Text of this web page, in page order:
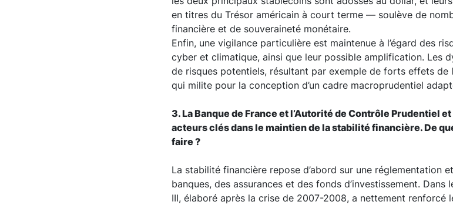
en titres du Trésor américain à court terme — soulève de
financière et de souveraineté monétaire.
Enfin, une vigilance particulière est maintenue à l’égard des
cyber et climatique, ainsi que leur possible amplification. Les
de risques potentiels, résultant par exemple de forts effets de
qui milite pour la conception d’un cadre macroprudentiel
3. La Banque de France et l’Autorité de Contrôle Prudentiel
acteurs clés dans le maintien de la stabilité financière. De
faire ?
La stabilité financière repose d’abord sur une réglementation
banques, des assurances et des fonds d’investissement.
III, élaboré après la crise de 2007-2008, a nettement renforcé